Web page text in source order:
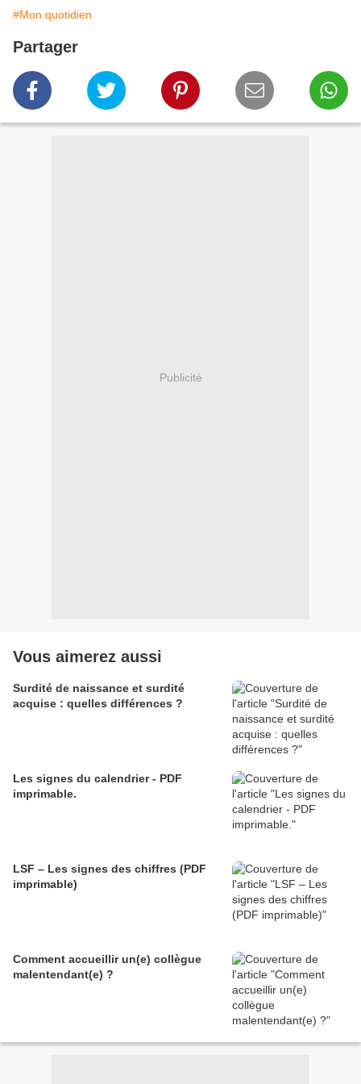
#Mon quotidien
Partager
Publicité
Vous aimerez aussi
Surdité de naissance et surdité
acquise : quelles différences ?
Les signes du calendrier - PDF
imprimable.
LSF – Les signes des chiffres (PDF
imprimable)
Comment accueillir un(e) collègue
malentendant(e) ?